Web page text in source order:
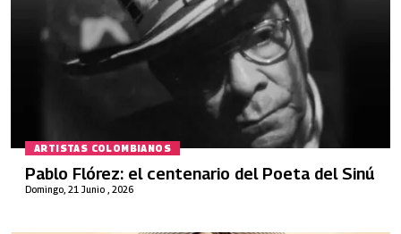
ARTISTAS COLOMBIANOS
Domingo, 21 Junio , 2026
Pablo Flórez: el centenario del Poeta del Sinú